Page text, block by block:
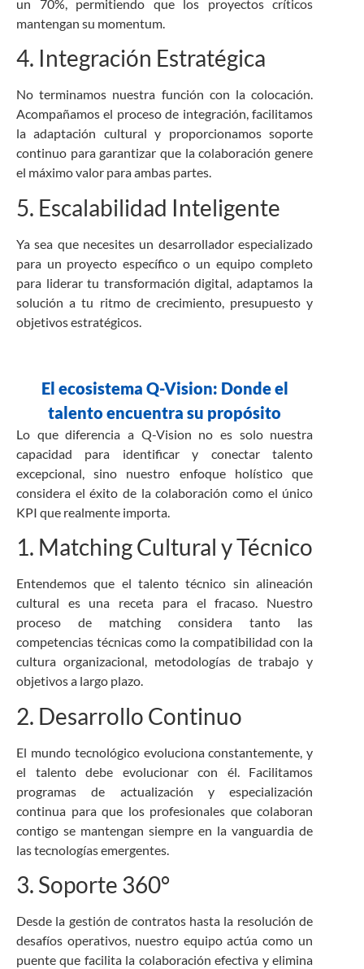
un 70%, permitiendo que los proyectos críticos
mantengan su momentum.
4. Integración Estratégica
No terminamos nuestra función con la colocación.
Acompañamos el proceso de integración, facilitamos
la adaptación cultural y proporcionamos soporte
continuo para garantizar que la colaboración genere
el máximo valor para ambas partes.
5. Escalabilidad Inteligente
Ya sea que necesites un desarrollador especializado
para un proyecto específico o un equipo completo
para liderar tu transformación digital, adaptamos la
solución a tu ritmo de crecimiento, presupuesto y
objetivos estratégicos.
El ecosistema Q-Vision: Donde el
talento encuentra su propósito
Lo que diferencia a Q-Vision no es solo nuestra
capacidad para identificar y conectar talento
excepcional, sino nuestro enfoque holístico que
considera el éxito de la colaboración como el único
KPI que realmente importa.
1. Matching Cultural y Técnico
Entendemos que el talento técnico sin alineación
cultural es una receta para el fracaso. Nuestro
proceso de matching considera tanto las
competencias técnicas como la compatibilidad con la
cultura organizacional, metodologías de trabajo y
objetivos a largo plazo.
2. Desarrollo Continuo
El mundo tecnológico evoluciona constantemente, y
el talento debe evolucionar con él. Facilitamos
programas de actualización y especialización
continua para que los profesionales que colaboran
contigo se mantengan siempre en la vanguardia de
las tecnologías emergentes.
3. Soporte 360°
Desde la gestión de contratos hasta la resolución de
desafíos operativos, nuestro equipo actúa como un
puente que facilita la colaboración efectiva y elimina